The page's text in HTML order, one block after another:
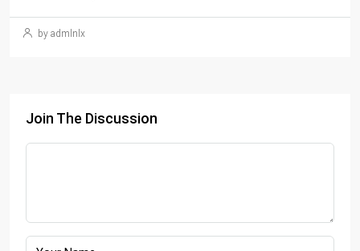
by admlnlx
Join The Discussion